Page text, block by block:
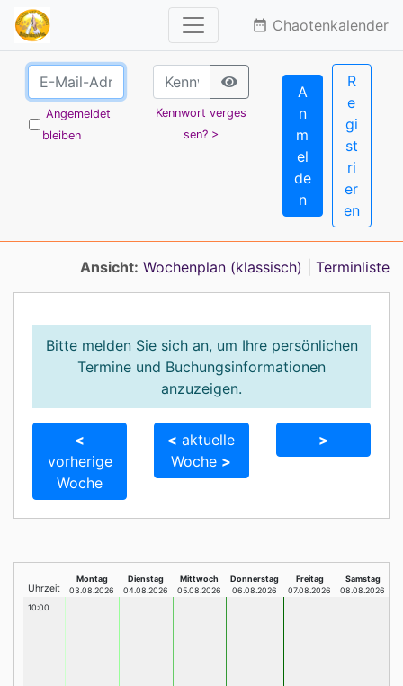
date_range Chaotenkalender
Angemeldet
bleiben
Kennwort verges
sen? >
A
n
m
el
de
n
R
e
gi
st
ri
er
en
Ansicht: Wochenplan (klassisch) Terminliste
Bitte melden Sie sich an, um Ihre persönlichen
Termine und Buchungsinformationen
anzuzeigen.
<
vorherige
Woche
< aktuelle
Woche >
>
Uhrzeit
Montag
03.08.2026
Dienstag
04.08.2026
Mittwoch
05.08.2026
Donnerstag
06.08.2026
Freitag
07.08.2026
Samstag
08.08.2026
10:00